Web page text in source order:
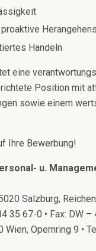
proaktive
Handeln
eine
Position mit
sowie einem
Ihre Bewerbung!
u.
Salzburg,
35 67-0 • Fax: DW –
Wien, Opernring 9 •